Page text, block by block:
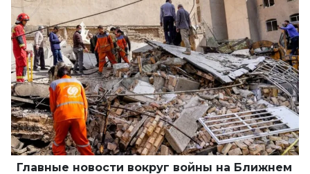
Главные новости вокруг войны на Ближнем